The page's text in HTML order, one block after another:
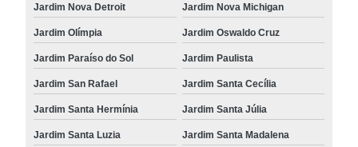
Jardim Nova Detroit Jardim Nova Michigan
Jardim Olímpia Jardim Oswaldo Cruz
Jardim Paraíso do Sol Jardim Paulista
Jardim San Rafael Jardim Santa Cecília
Jardim Santa Hermínia Jardim Santa Júlia
Jardim Santa Luzia Jardim Santa Madalena